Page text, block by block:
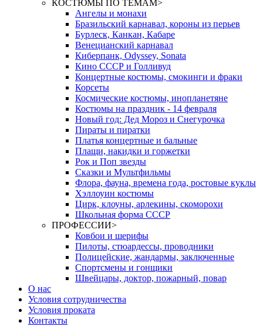
КОСТЮМЫ ПО ТЕМАМ>
Ангелы и монахи
Бразильский карнавал, короны из перьев
Бурлеск, Канкан, Кабаре
Венецианский карнавал
Киберпанк, Odyssey, Sonata
Кино СССР и Голливуд
Концертные костюмы, смокинги и фраки
Корсеты
Космические костюмы, инопланетяне
Костюмы на праздник - 14 февраля
Новый год: Дед Мороз и Снегурочка
Пираты и пиратки
Платья концертные и бальные
Плащи, накидки и горжетки
Рок и Поп звезды
Сказки и Мультфильмы
Флора, фауна, времена года, ростовые куклы
Хэллоуин костюмы
Цирк, клоуны, арлекины, скоморохи
Школьная форма СССР
ПРОФЕССИИ>
Ковбои и шерифы
Пилоты, стюардессы, проводники
Полицейские, жандармы, заключенные
Спортсмены и гонщики
Швейцары, доктор, пожарный, повар
О нас
Условия сотрудничества
Условия проката
Контакты